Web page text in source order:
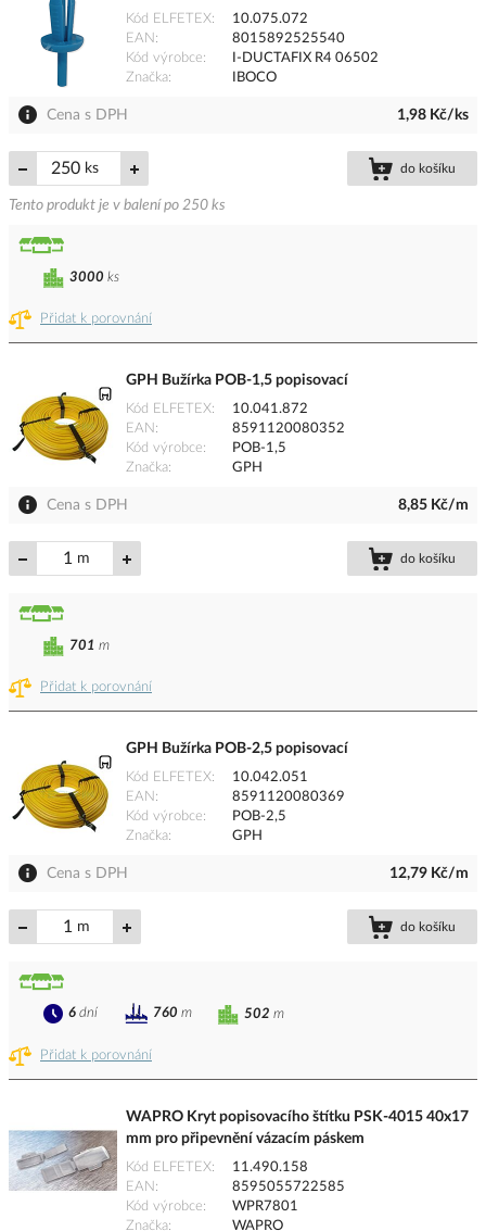
Kód ELFETEX
10.075.072
EAN
8015892525540
Kód výrobce
I-DUCTAFIX R4 06502
Značka
IBOCO
Cena s DPH 1,98 Kč/ks
ks do košíku
Tento produkt je v balení po 250 ks
Přidat k porovnání
3000 ks
GPH Bužírka POB-1,5 popisovací
Kód ELFETEX
10.041.872
EAN
8591120080352
Kód výrobce
POB-1,5
Značka
GPH
Cena s DPH 8,85 Kč/m
m do košíku
Přidat k porovnání
701 m
GPH Bužírka POB-2,5 popisovací
Kód ELFETEX
10.042.051
EAN
8591120080369
Kód výrobce
POB-2,5
Značka
GPH
Cena s DPH 12,79 Kč/m
m do košíku
Přidat k porovnání
502 m
6 dní 760 m
WAPRO Kryt popisovacího štítku PSK-4015 40x17
mm pro připevnění vázacím páskem
Kód ELFETEX
11.490.158
EAN
8595055722585
Kód výrobce
WPR7801
Značka
WAPRO